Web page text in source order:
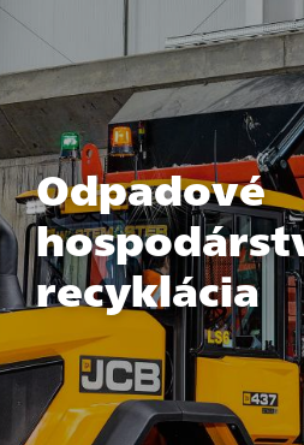
Odpadové
recyklácia